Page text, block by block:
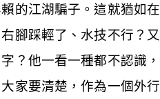
的江湖騙子。這就猶如
腳踩輕了、水技不行？
？他一看一種都不認識
家要清楚，作為一個外